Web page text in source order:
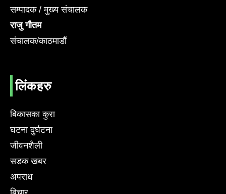
सम्पादक / मुख्य संचालक
राजु गौतम
संचालक/काठमाडौं
लिंकहरु
बिकासका कुरा
घटना दुर्घटना
जीवनशैली
सडक खबर
अपराध